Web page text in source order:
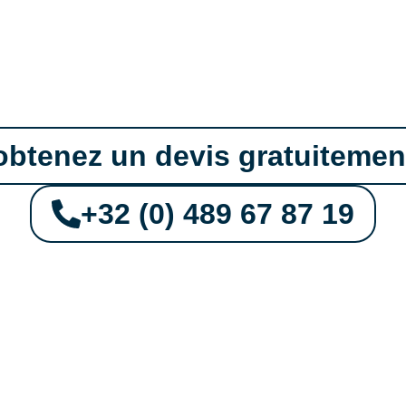
un devis
+32 (0) 489 67 87 19